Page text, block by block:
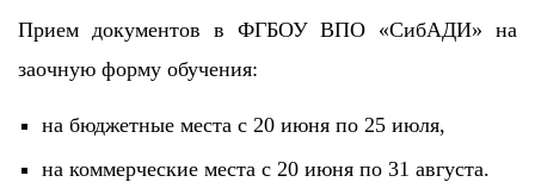
Прием документов в ФГБОУ ВПО «СибАДИ» на
заочную форму обучения:
на бюджетные места с 20 июня по 25 июля,
на коммерческие места с 20 июня по 31 августа.